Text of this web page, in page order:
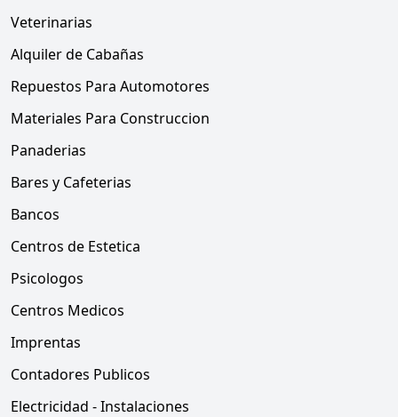
Veterinarias
Alquiler de Cabañas
Repuestos Para Automotores
Materiales Para Construccion
Panaderias
Bares y Cafeterias
Bancos
Centros de Estetica
Psicologos
Centros Medicos
Imprentas
Contadores Publicos
Electricidad - Instalaciones